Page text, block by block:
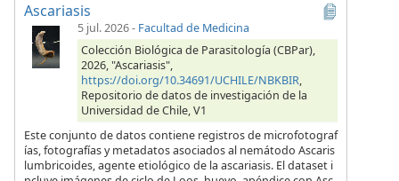
Ascariasis
5 jul. 2026- Facultad de Medicina
Colección Biológica de Parasitología (CBPar),
2026, "Ascariasis",
https://doi.org/10.34691/UCHILE/NBKBIR,
Repositorio de datos de investigación de la
Universidad de Chile, V1
Este conjunto de datos contiene registros de microfotograf
ías, fotografías y metadatos asociados al nemátodo Ascaris
lumbricoides, agente etiológico de la ascariasis. El dataset i